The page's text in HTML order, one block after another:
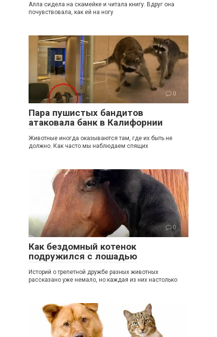
Алла сидела на скамейке и читала книгу. Вдруг она
почувствовала, как ей на ногу
0
Пара пушистых бандитов
атаковала банк в Калифорнии
Животные иногда оказываются там, где их быть не
должно. Как часто мы наблюдаем спящих
0
Как бездомный котенок
подружился с лошадью
Историй о трепетной дружбе разных животных
рассказано уже немало, но каждая из них настолько